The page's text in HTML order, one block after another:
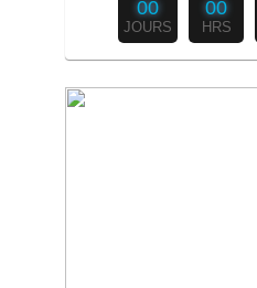
00
JOURS
00
HRS